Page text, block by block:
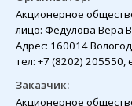
Акционерное
лицо: Федулова Вера
Адрес: 160014
тел: +7 (8202)
Заказчик:
Акционерное